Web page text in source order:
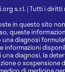
s.r.l. | Tutti i diritti
in questo sito
queste
diagnosi
informazioni
diagnosi, la
o sospensione